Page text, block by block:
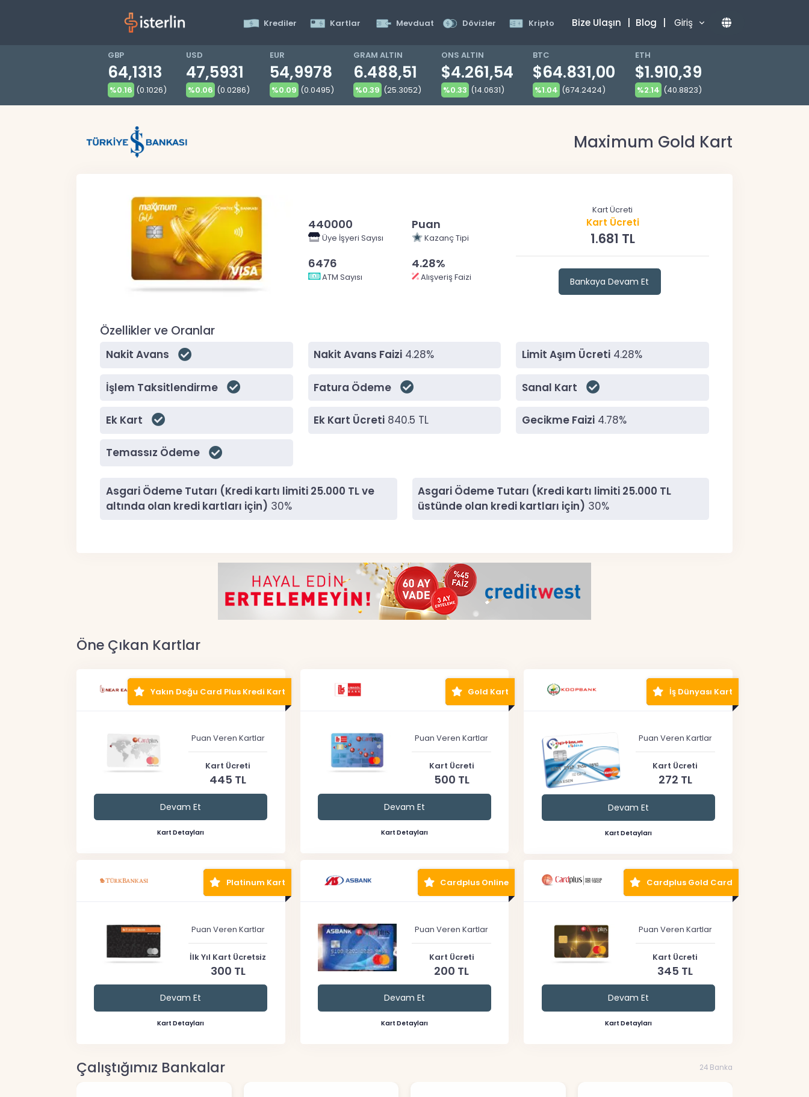
Krediler Kartlar Mevduat Dövizler Kripto Bize Ulaşın | Blog | Giriş
GBP
64,1313
%0.16 (0.1026)
USD
47,5931
%0.06 (0.0286)
EUR
54,9978
%0.09 (0.0495)
GRAM ALTIN
6.488,51
%0.39 (25.3052)
ONS ALTIN
$4.261,54
%0.33 (14.0631)
BTC
$64.831,00
%1.04 (674.2424)
ETH
$1.910,39
%2.14 (40.8823)
Maximum Gold Kart
440000
Üye İşyeri Sayısı
6476
ATM Sayısı
Puan
Kazanç Tipi
4.28%
Alışveriş Faizi
Kart Ücreti
Kart Ücreti
1.681 TL
Bankaya Devam Et
Özellikler ve Oranlar
Nakit Avans Nakit Avans Faizi 4.28% Limit Aşım Ücreti 4.28%
İşlem Taksitlendirme Fatura Ödeme Sanal Kart
Ek Kart Ek Kart Ücreti 840.5 TL Gecikme Faizi 4.78%
Temassız Ödeme
Asgari Ödeme Tutarı (Kredi kartı limiti 25.000 TL ve
altında olan kredi kartları için) 30%
Asgari Ödeme Tutarı (Kredi kartı limiti 25.000 TL
üstünde olan kredi kartları için) 30%
Öne Çıkan Kartlar
Yakın Doğu Card Plus Kredi Kart
Puan Veren Kartlar
Kart Ücreti
445 TL
Devam Et
Kart Detayları
Gold Kart
Puan Veren Kartlar
Kart Ücreti
500 TL
Devam Et
Kart Detayları
İş Dünyası Kart
Puan Veren Kartlar
Kart Ücreti
272 TL
Devam Et
Kart Detayları
Platinum Kart
Puan Veren Kartlar
İlk Yıl Kart Ücretsiz
300 TL
Devam Et
Kart Detayları
Cardplus Online
Puan Veren Kartlar
Kart Ücreti
200 TL
Devam Et
Kart Detayları
Cardplus Gold Card
Puan Veren Kartlar
Kart Ücreti
345 TL
Devam Et
Kart Detayları
Çalıştığımız Bankalar 24 Banka